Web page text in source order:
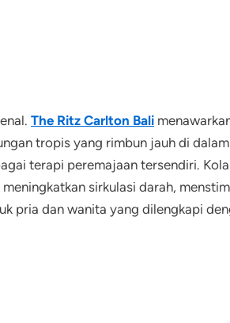
The Ritz Carlton Bali
tropis yang rimbun jauh di
terapi peremajaan tersendiri.
sirkulasi darah,
pria dan wanita yang dilengkapi